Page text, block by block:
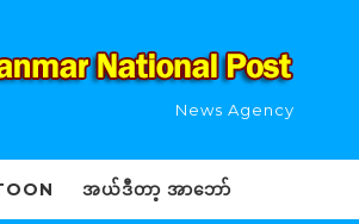
News Agency
အယ်ဒီတာ့ အာဘော်